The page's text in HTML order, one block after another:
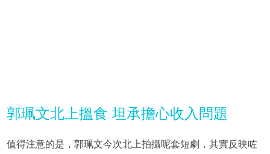
郭珮文北上搵食 坦承擔心收入問題
值得注意的是，郭珮文今次北上拍攝呢套短劇，其實反映咗